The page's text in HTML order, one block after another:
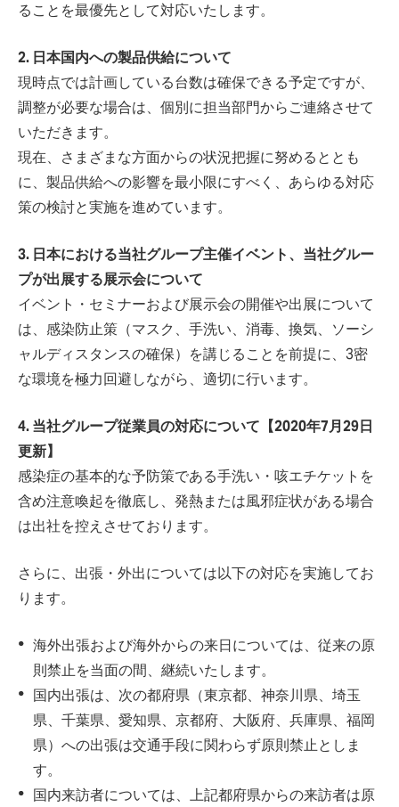
ることを最優先として対応いたします。
2. 日本国内への製品供給について
現時点では計画している台数は確保できる予定ですが、
調整が必要な場合は、個別に担当部門からご連絡させて
いただきます。
現在、さまざまな方面からの状況把握に努めるととも
に、製品供給への影響を最小限にすべく、あらゆる対応
策の検討と実施を進めています。
3. 日本における当社グループ主催イベント、当社グルー
プが出展する展示会について
イベント・セミナーおよび展示会の開催や出展について
は、感染防止策（マスク、手洗い、消毒、換気、ソーシ
ャルディスタンスの確保）を講じることを前提に、3密
な環境を極力回避しながら、適切に行います。
4. 当社グループ従業員の対応について【2020年7月29日
更新】
感染症の基本的な予防策である手洗い・咳エチケットを
含め注意喚起を徹底し、発熱または風邪症状がある場合
は出社を控えさせております。
さらに、出張・外出については以下の対応を実施してお
ります。
海外出張および海外からの来日については、従来の原
則禁止を当面の間、継続いたします。
国内出張は、次の都府県（東京都、神奈川県、埼玉
県、千葉県、愛知県、京都府、大阪府、兵庫県、福岡
県）への出張は交通手段に関わらず原則禁止としま
す。
国内来訪者については、上記都府県からの来訪者は原